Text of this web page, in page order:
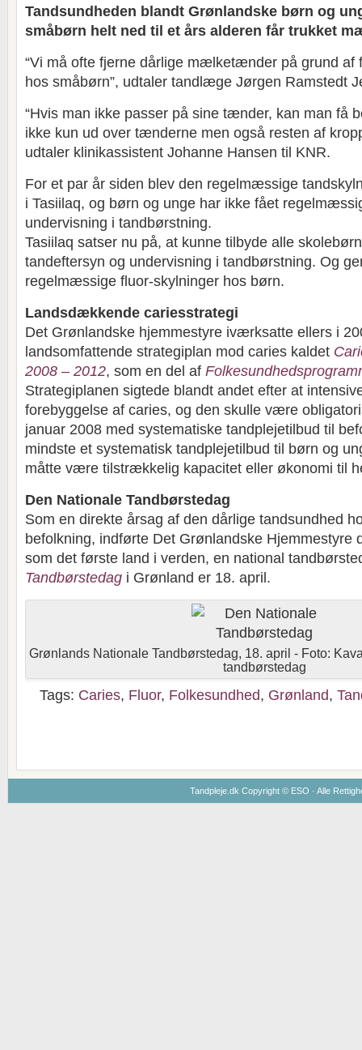
Tandsundheden blandt Grønlandske børn og
småbørn helt ned til et års alderen får trukket
“Vi må ofte fjerne dårlige mælketænder på grund af
hos småbørn”, udtaler tandlæge Jørgen Ramstedt
“Hvis man ikke passer på sine tænder, kan man få
ikke kun ud over tænderne men også resten af
udtaler klinikassistent Johanne Hansen til KNR.
For et par år siden blev den regelmæssige
i Tasiilaq, og børn og unge har ikke fået
undervisning i tandbørstning.
Tasiilaq satser nu på, at kunne tilbyde alle
tandeftersyn og undervisning i tandbørstning. Og
regelmæssige fluor-skylninger hos børn.
Landsdækkende cariesstrategi
Det Grønlandske hjemmestyre iværksatte ellers i
landsomfattende strategiplan mod caries kaldet
2008 – 2012, som en del af
Strategiplanen sigtede blandt andet efter at
forebyggelse af caries, og den skulle være
januar 2008 med systematiske tandplejetilbud til
mindste et systematisk tandplejetilbud til børn og
måtte være tilstrækkelig kapacitet eller økonomi til
Den Nationale Tandbørstedag
Som en direkte årsag af den dårlige tandsundhed
befolkning, indførte Det Grønlandske Hjemmestyre
som det første land i verden, en national
Tandbørstedag i Grønland er 18. april.
Grønlands Nationale Tandbørstedag, 18. april - Foto:
tandbørstedag
Tags: Caries, Fluor, Folkesundhed, Grønland,
Tandpleje.dk Copyright © ESO · Alle